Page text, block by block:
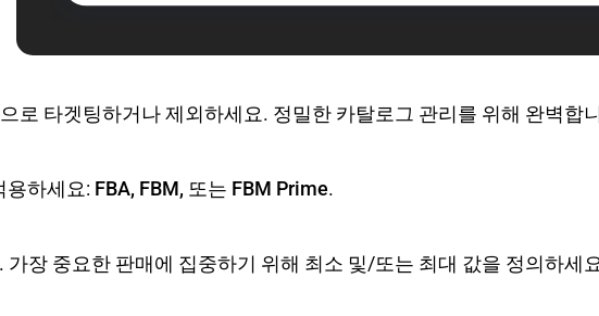
으로 타겟팅하거나 제외하세요. 정밀한 카탈로그 관리를 위해 완벽합
용하세요: FBA, FBM, 또는 FBM Prime.
장 중요한 판매에 집중하기 위해 최소 및/또는 최대 값을 정의하세